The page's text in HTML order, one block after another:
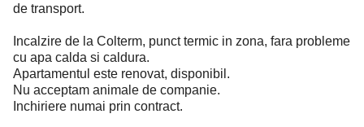
de transport.
Incalzire de la Colterm, punct termic in zona, fara probleme
cu apa calda si caldura.
Apartamentul este renovat, disponibil.
Nu acceptam animale de companie.
Inchiriere numai prin contract.